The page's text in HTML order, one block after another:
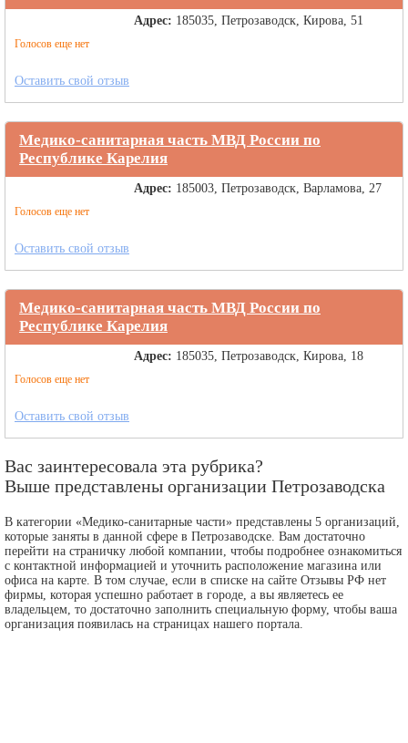
Голосов еще нет
Адрес: 185035, Петрозаводск, Кирова, 51
Оставить свой отзыв
Медико-санитарная часть МВД России по
Республике Карелия
Голосов еще нет
Адрес: 185003, Петрозаводск, Варламова, 27
Оставить свой отзыв
Медико-санитарная часть МВД России по
Республике Карелия
Голосов еще нет
Адрес: 185035, Петрозаводск, Кирова, 18
Оставить свой отзыв
Вас заинтересовала эта рубрика?
Выше представлены организации Петрозаводска
В категории «Медико-санитарные части» представлены 5 организаций,
которые заняты в данной сфере в Петрозаводске. Вам достаточно
перейти на страничку любой компании, чтобы подробнее ознакомиться
с контактной информацией и уточнить расположение магазина или
офиса на карте. В том случае, если в списке на сайте Отзывы РФ нет
фирмы, которая успешно работает в городе, а вы являетесь ее
владельцем, то достаточно заполнить специальную форму, чтобы ваша
организация появилась на страницах нашего портала.